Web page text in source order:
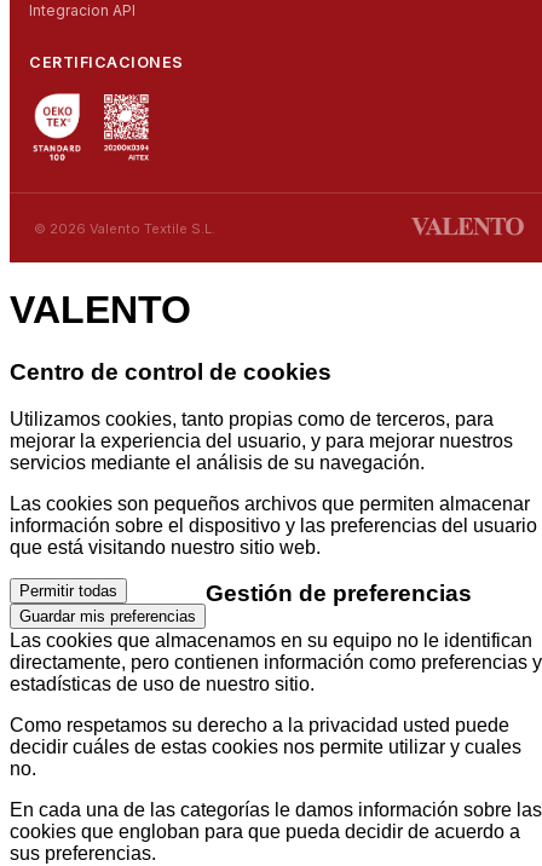
Integracion API
CERTIFICACIONES
© 2026 Valento Textile S.L.
VALENTO
Centro de control de cookies
Utilizamos cookies, tanto propias como de terceros, para
mejorar la experiencia del usuario, y para mejorar nuestros
servicios mediante el análisis de su navegación.
Las cookies son pequeños archivos que permiten almacenar
información sobre el dispositivo y las preferencias del usuario
que está visitando nuestro sitio web.
Permitir todas
Guardar mis preferencias
Gestión de preferencias
Las cookies que almacenamos en su equipo no le identifican
directamente, pero contienen información como preferencias y
estadísticas de uso de nuestro sitio.
Como respetamos su derecho a la privacidad usted puede
decidir cuáles de estas cookies nos permite utilizar y cuales
no.
En cada una de las categorías le damos información sobre las
cookies que engloban para que pueda decidir de acuerdo a
sus preferencias.